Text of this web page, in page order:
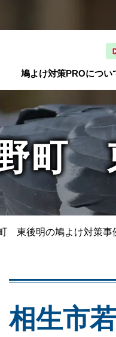
鳩よけ対策PROについ
町
東後明の鳩よけ対策事
相生市